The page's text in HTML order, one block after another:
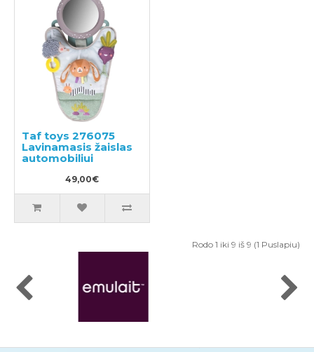
Taf toys 276075
Lavinamasis žaislas
automobiliui
49,00€
Rodo 1 iki 9 iš 9 (1 Puslapiu)